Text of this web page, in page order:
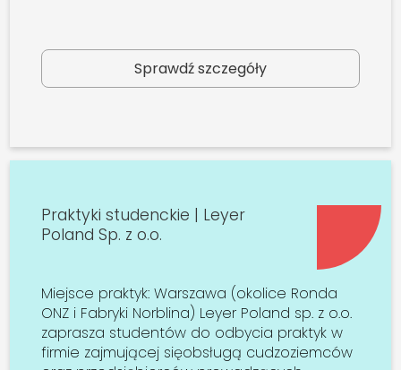
Sprawdź szczegóły
Praktyki studenckie | Leyer
Poland Sp. z o.o.
Miejsce praktyk: Warszawa (okolice Ronda
ONZ i Fabryki Norblina) Leyer Poland sp. z o.o.
zaprasza studentów do odbycia praktyk w
firmie zajmującej sięobsługą cudzoziemców